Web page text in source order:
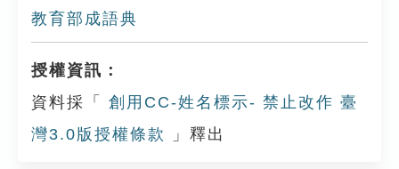
教育部成語典
授權資訊：
資料採「
創用CC-姓名標示- 禁止改作 臺
灣3.0版授權條款
」釋出